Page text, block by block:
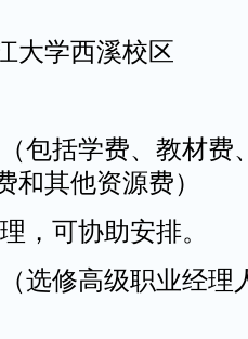
大学西溪校区
包括学费、教材费
和其他资源费）
，可协助安排。
选修高级职业经理